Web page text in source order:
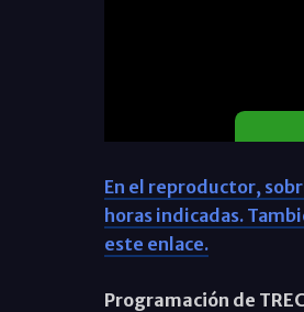
En el reproductor,
horas indicadas.
este enlace.
Programación de